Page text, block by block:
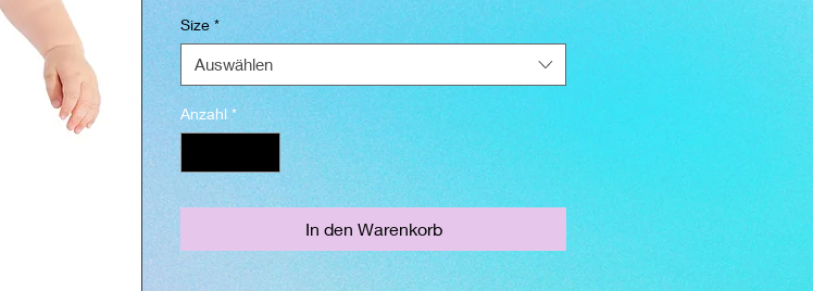
Size *
Auswählen
Anzahl *
In den Warenkorb